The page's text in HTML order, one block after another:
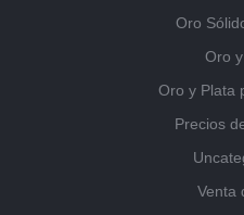
Oro
Oro
Oro y Plata
Precios
Venta